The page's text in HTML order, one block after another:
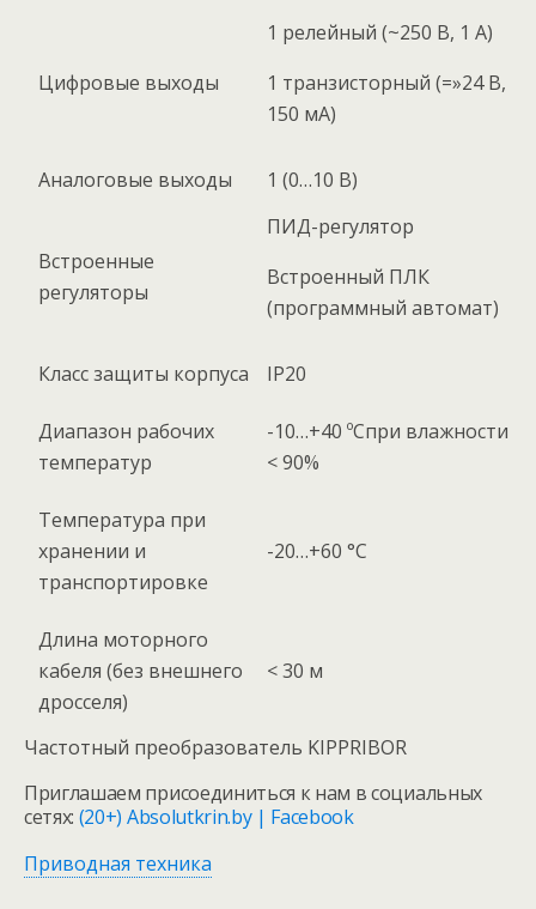
Цифровые выходы
1 релейный (~250 В, 1 А)
1 транзисторный (=»24 В,
150 мА)
Аналоговые выходы 1 (0…10 В)
Встроенные
регуляторы
ПИД-регулятор
Встроенный ПЛК
(программный автомат)
Класс защиты корпуса IP20
Диапазон рабочих
температур
-10…+40 ºСпри влажности
< 90%
Температура при
хранении и
транспортировке
-20…+60 °C
Длина моторного
кабеля (без внешнего
дросселя)
< 30 м
Частотный преобразователь KIPPRIBOR
Приглашаем присоединиться к нам в социальных
сетях: (20+) Absolutkrin.by | Facebook
Приводная техника